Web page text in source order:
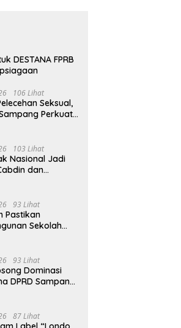
DESTANA FPRB
106 Lihat
Seksual,
Sampang Perkuat
103 Lihat
Nasional Jadi
dan
Seksual Anak
93 Lihat
Pastikan
Sekolah
Emas
93 Lihat
Dominasi
DPRD Sampang,
87 Lihat